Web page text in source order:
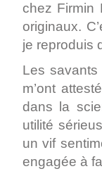
chez Firmin
originaux.
je reproduis
Les
m’ont
dans la
utilité
un vif
engagée à